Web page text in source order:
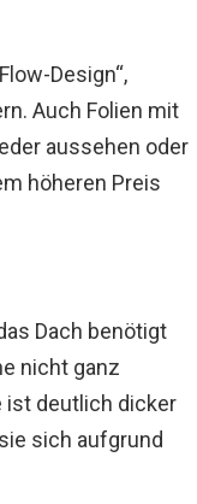
Design“,
Auch Folien mit
aussehen oder
höheren Preis
Dach benötigt
nicht ganz
ist deutlich dicker
sich aufgrund